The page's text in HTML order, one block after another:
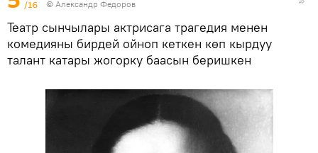
/16 © Александр Федоров
Театр сынчылары актрисага трагедия менен
комедияны бирдей ойноп кеткен көп кырдуу
талант катары жогорку баасын беришкен